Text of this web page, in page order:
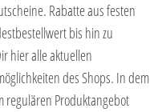
Rabatte aus festen
bis hin zu
hier alle aktuellen
des Shops. In dem
regulären Produktangebot